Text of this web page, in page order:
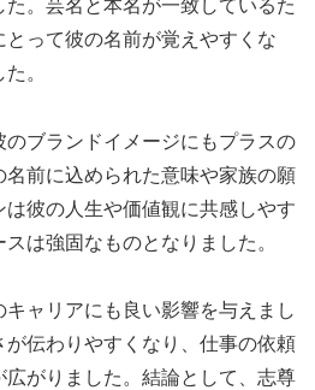
。芸名と本名が一致しているた
って彼の名前が覚えやすくな
。
のブランドイメージにもプラスの
前に込められた意味や家族の願
彼の人生や価値観に共感しやす
は強固なものとなりました。
キャリアにも良い影響を与えまし
伝わりやすくなり、仕事の依頼
がりました。結論として、志尊